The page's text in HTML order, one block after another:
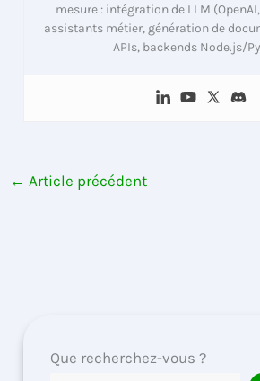
mesure : intégration de LLM
assistants métier, génération de
APIs, backends Node.js/
← Article précédent
Que recherchez-vous ?